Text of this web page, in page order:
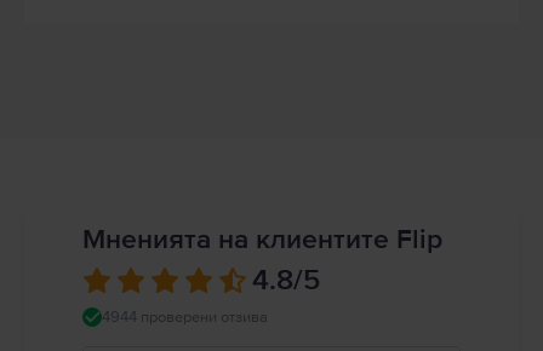
Мненията на клиентите Flip
4.8/5
4944 проверени отзива